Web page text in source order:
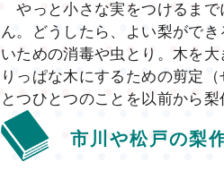
やっと小さな実をつけるまで
ん。どうしたら、よい梨がで
いための消毒や虫とり。木を
りっぱな木にするための剪定
とつひとつのことを以前から
市川や松戸の梨